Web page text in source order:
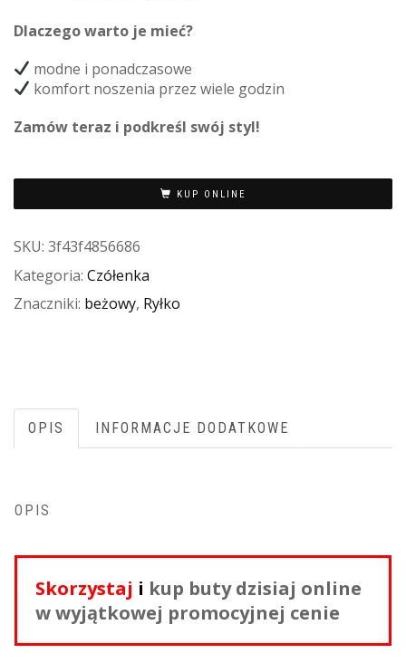
Dlaczego warto je mieć?
modne i ponadczasowe
komfort noszenia przez wiele godzin
Zamów teraz i podkreśl swój styl!
KUP ONLINE
SKU: 3f43f4856686
Kategoria: Czółenka
Znaczniki: beżowy, Ryłko
OPIS INFORMACJE DODATKOWE
OPIS
Skorzystaj i kup buty dzisiaj online
w wyjątkowej promocyjnej cenie